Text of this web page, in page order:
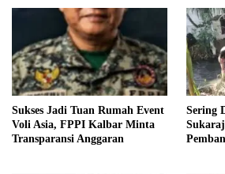
Sukses Jadi Tuan Rumah Event
Voli Asia, FPPI Kalbar Minta
Transparansi Anggaran
Sering